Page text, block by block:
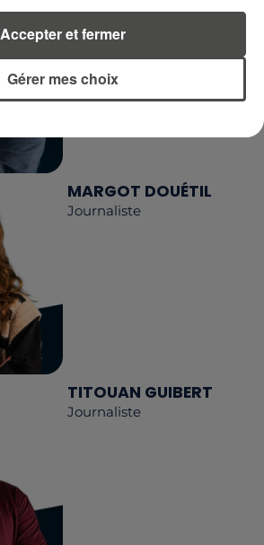
Journaliste
MARGOT DOUÉTIL
Journaliste
TITOUAN GUIBERT
Journaliste
Gérer mes choix
Accepter et fermer